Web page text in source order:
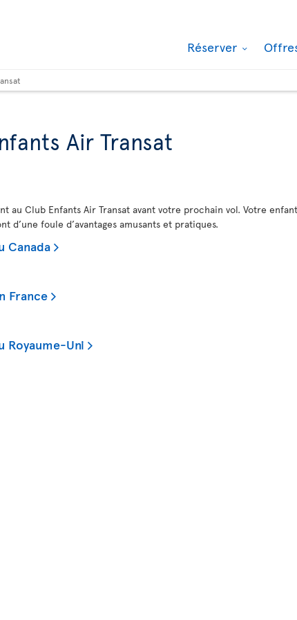
Réserver
Air Transat
au Club Enfants Air Transat avant votre prochain vol. Votre enfant
foule d’avantages amusants et pratiques.
Canada
France
Royaume-Uni